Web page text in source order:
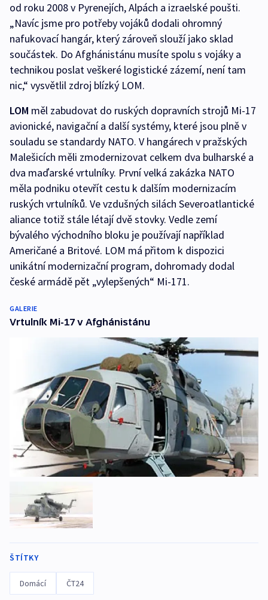
od roku 2008 v Pyrenejích, Alpách a izraelské poušti.
„Navíc jsme pro potřeby vojáků dodali ohromný
nafukovací hangár, který zároveň slouží jako sklad
součástek. Do Afghánistánu musíte spolu s vojáky a
technikou poslat veškeré logistické zázemí, není tam
nic,“ vysvětlil zdroj blízký LOM.
LOM měl zabudovat do ruských dopravních strojů Mi-17
avionické, navigační a další systémy, které jsou plně v
souladu se standardy NATO. V hangárech v pražských
Malešicích měli zmodernizovat celkem dva bulharské a
dva maďarské vrtulníky. První velká zakázka NATO
měla podniku otevřít cestu k dalším modernizacím
ruských vrtulníků. Ve vzdušných silách Severoatlantické
aliance totiž stále létají dvě stovky. Vedle zemí
bývalého východního bloku je používají například
Američané a Britové. LOM má přitom k dispozici
unikátní modernizační program, dohromady dodal
české armádě pět „vylepšených“ Mi-171.
GALERIE
Vrtulník Mi-17 v Afghánistánu
ŠTÍTKY
Domácí ČT24